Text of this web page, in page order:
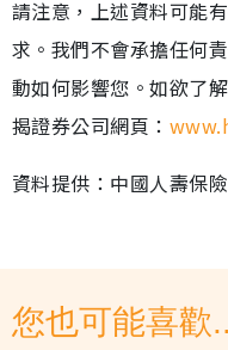
請注意，上述資料可能
求。我們不會承擔任何
動如何影響您。如欲了
揭證券公司網頁：
資料提供：中國人壽保
您也可能喜歡